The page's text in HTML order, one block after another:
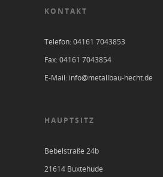
KONTAKT
Telefon: 04161 7043853
Fax: 04161 7043854
E-Mail: info@metallbau-hecht.de
HAUPTSITZ
Bebelstraße 24b
21614 Buxtehude